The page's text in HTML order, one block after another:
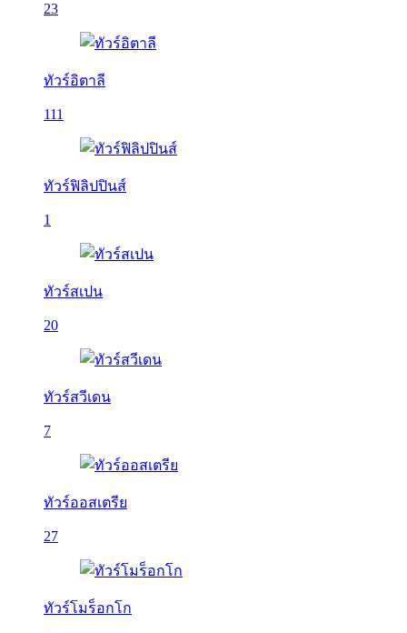
23
ทัวร์อิตาลี
111
ทัวร์ฟิลิปปินส์
1
ทัวร์สเปน
20
ทัวร์สวีเดน
7
ทัวร์ออสเตรีย
27
ทัวร์โมร็อกโก